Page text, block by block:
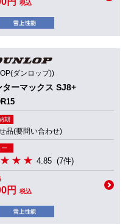
税込
ダンロップ))
ターマックス SJ8+
期
品(要問い合わせ)
ー
4.85 (7件)
円 税込